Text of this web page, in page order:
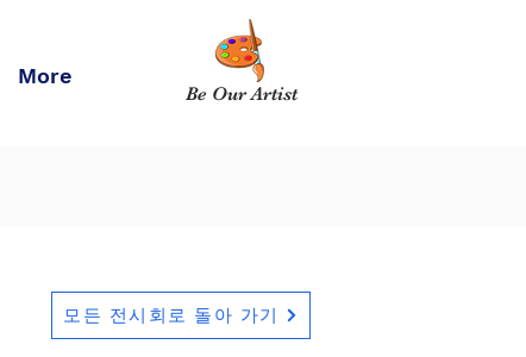
More
Be Our Artist
모든 전시회로 돌아 가기